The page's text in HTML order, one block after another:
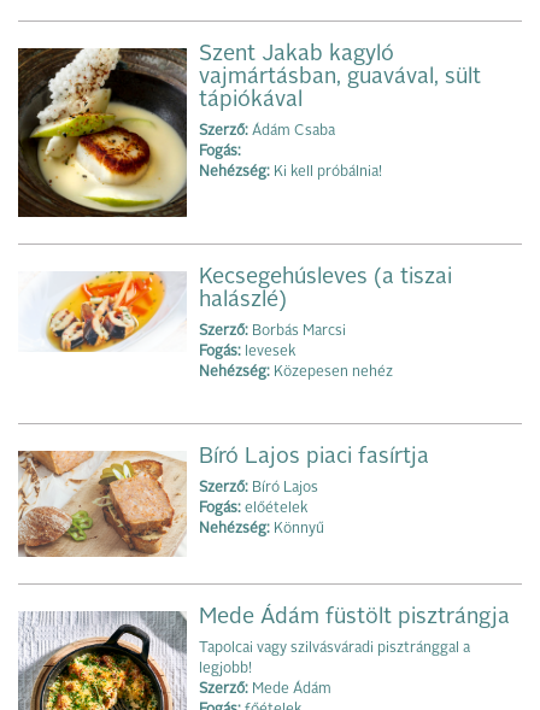
Szent Jakab kagyló
vajmártásban, guavával, sült
tápiókával
Szerző: Ádám Csaba
Fogás:
Nehézség: Ki kell próbálnia!
Kecsegehúsleves (a tiszai
halászlé)
Szerző: Borbás Marcsi
Fogás: levesek
Nehézség: Közepesen nehéz
Bíró Lajos piaci fasírtja
Szerző: Bíró Lajos
Fogás: előételek
Nehézség: Könnyű
Mede Ádám füstölt pisztrángja
Tapolcai vagy szilvásváradi pisztránggal a
legjobb!
Szerző: Mede Ádám